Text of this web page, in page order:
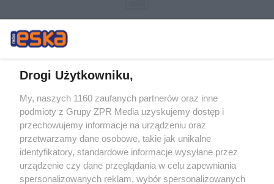
Żaden utwór zamieszczony w serwisie nie może być powielany i
rozpowszechniany lub dalej rozpowszechniany w jakikolwiek sposób (w
tym także elektroniczny lub mechaniczny) na jakimkolwiek polu
eksploatacji w jakiejkolwiek formie, włącznie z umieszczaniem w
Internecie bez pisemnej zgody właściciela praw. Jakiekolwiek użycie lub
wykorzystanie utworów w całości lub w części z naruszeniem prawa,
tzn. bez właściwej zgody, jest zabronione pod groźbą kary i może być
ścigane prawnie.
Drogi Użytkowniku,
My, naszych 1160 zaufanych partnerów oraz inne
podmioty z Grupy ZPR Media uzyskujemy dostęp i
przechowujemy informacje na urządzeniu oraz
przetwarzamy dane osobowe, takie jak unikalne
identyfikatory, standardowe informacje wysyłane przez
urządzenie czy dane przeglądania w celu zapewniania
spersonalizowanych reklam, wybór spersonalizowanych